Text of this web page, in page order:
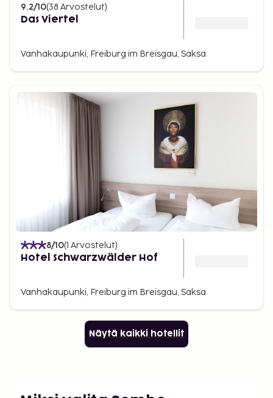
9.2/10(38 Arvostelut)
Das Viertel
Vanhakaupunki, Freiburg im Breisgau, Saksa
8/10(1 Arvostelut)
Hotel Schwarzwälder Hof
Vanhakaupunki, Freiburg im Breisgau, Saksa
Näytä kaikki hotellit